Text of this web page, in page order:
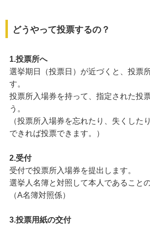
どうやって投票するの？
1.投票所へ
選挙期日（投票日）が近づくと、投票
す。
投票所入場券を持って、指定された投
う。
（投票所入場券を忘れたり、失くした
できれば投票できます。）
2.受付
受付で投票所入場券を提出します。
選挙人名簿と対照して本人であること
（A名簿対照係）
3.投票用紙の交付